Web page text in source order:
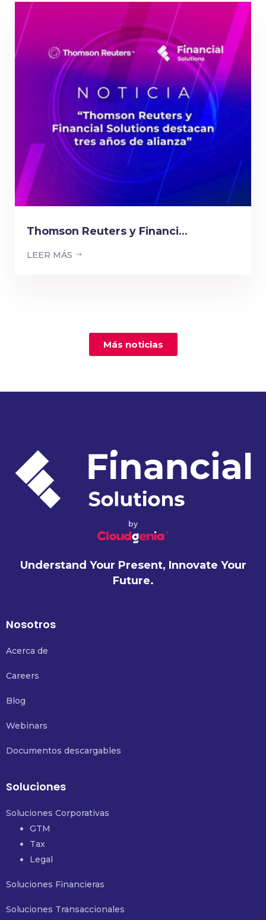
Thomson Reuters y Financi...
LEER MÁS
Más noticias
by
Understand Your Present, Innovate Your
Future.
Nosotros
Acerca de
Careers
Blog
Webinars
Documentos descargables
Soluciones
Soluciones Corporativas
GTM
Tax
Legal
Soluciones Financieras
Soluciones Transaccionales